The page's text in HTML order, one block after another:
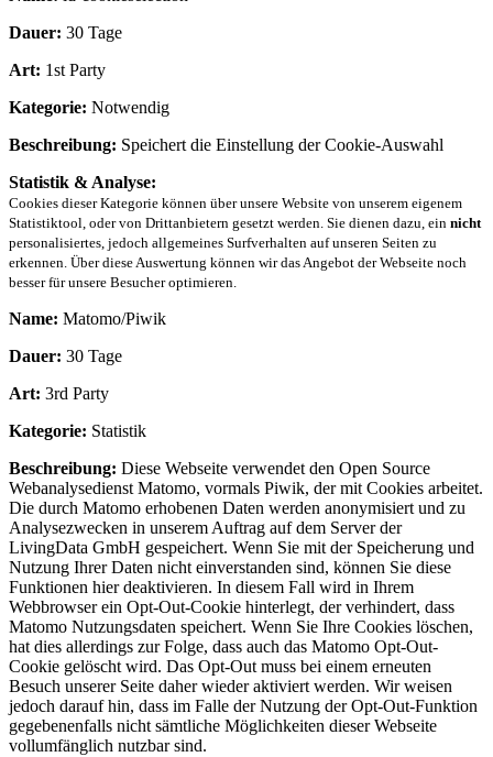
Dauer: 30 Tage
Art: 1st Party
Kategorie: Notwendig
Beschreibung: Speichert die Einstellung der Cookie-Auswahl
Statistik & Analyse:
Cookies dieser Kategorie können über unsere Website von unserem eigenem
Statistiktool, oder von Drittanbietern gesetzt werden. Sie dienen dazu, ein nicht
personalisiertes, jedoch allgemeines Surfverhalten auf unseren Seiten zu
erkennen. Über diese Auswertung können wir das Angebot der Webseite noch
besser für unsere Besucher optimieren.
Name: Matomo/Piwik
Dauer: 30 Tage
Art: 3rd Party
Kategorie: Statistik
Beschreibung: Diese Webseite verwendet den Open Source
Webanalysedienst Matomo, vormals Piwik, der mit Cookies arbeitet.
Die durch Matomo erhobenen Daten werden anonymisiert und zu
Analysezwecken in unserem Auftrag auf dem Server der
LivingData GmbH gespeichert. Wenn Sie mit der Speicherung und
Nutzung Ihrer Daten nicht einverstanden sind, können Sie diese
Funktionen hier deaktivieren. In diesem Fall wird in Ihrem
Webbrowser ein Opt-Out-Cookie hinterlegt, der verhindert, dass
Matomo Nutzungsdaten speichert. Wenn Sie Ihre Cookies löschen,
hat dies allerdings zur Folge, dass auch das Matomo Opt-Out-
Cookie gelöscht wird. Das Opt-Out muss bei einem erneuten
Besuch unserer Seite daher wieder aktiviert werden. Wir weisen
jedoch darauf hin, dass im Falle der Nutzung der Opt-Out-Funktion
gegebenenfalls nicht sämtliche Möglichkeiten dieser Webseite
vollumfänglich nutzbar sind.